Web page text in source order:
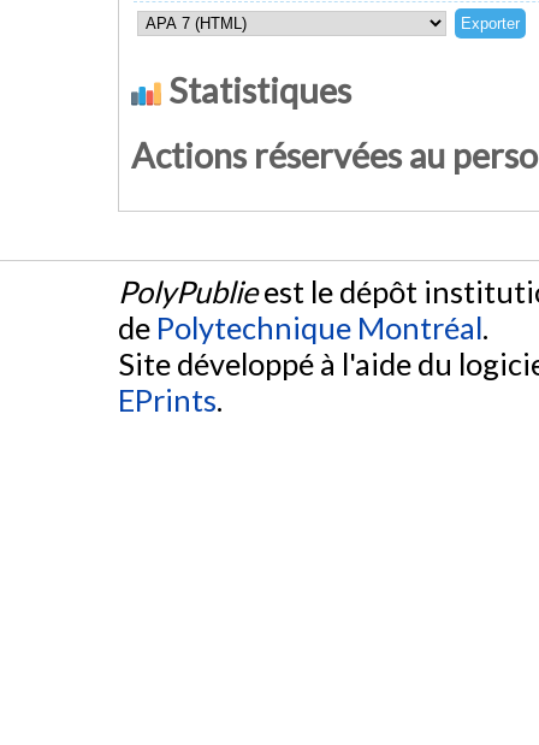
Statistiques
Actions réservées au
PolyPublieest le dépôt
de Polytechnique Montréal.
Site développé à l'aide du
EPrints.